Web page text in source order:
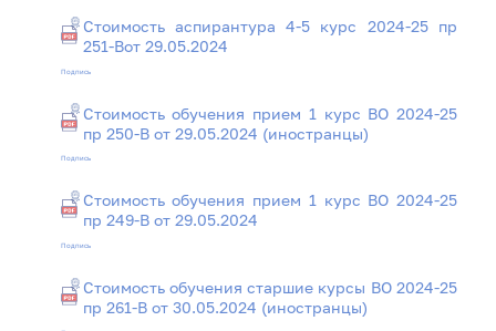
Стоимость аспирантура 4-5 курс 2024-25 пр
251-Вот 29.05.2024
Подпись
Стоимость обучения прием 1 курс ВО 2024-25
пр 250-В от 29.05.2024 (иностранцы)
Подпись
Стоимость обучения прием 1 курс ВО 2024-25
пр 249-В от 29.05.2024
Подпись
Стоимость обучения старшие курсы ВО 2024-25
пр 261-В от 30.05.2024 (иностранцы)